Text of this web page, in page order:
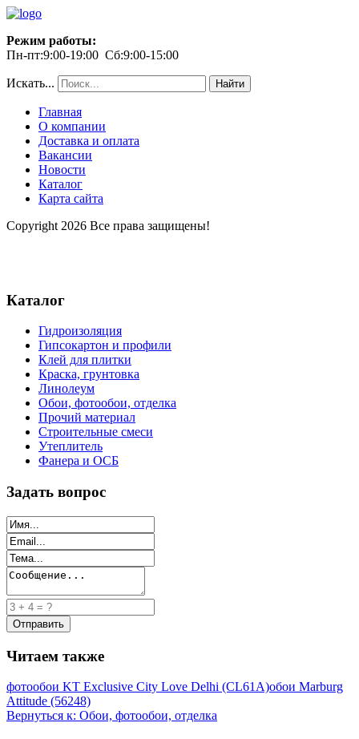
Режим работы:
Пн-пт:9:00-19:00 Сб:9:00-15:00
Искать... Найти
Главная
О компании
Доставка и оплата
Вакансии
Новости
Каталог
Карта сайта
Copyright 2026 Все права защищены!
Каталог
Гидроизоляция
Гипсокартон и профили
Клей для плитки
Краска, грунтовка
Линолеум
Обои, фотообои, отделка
Прочий материал
Строительные смеси
Утеплитель
Фанера и ОСБ
Задать вопрос
Читаем также
фотообои KT Exclusive City Love Delhi (CL61A)обои Marburg
Attitude (56248)
Вернуться к: Обои, фотообои, отделка